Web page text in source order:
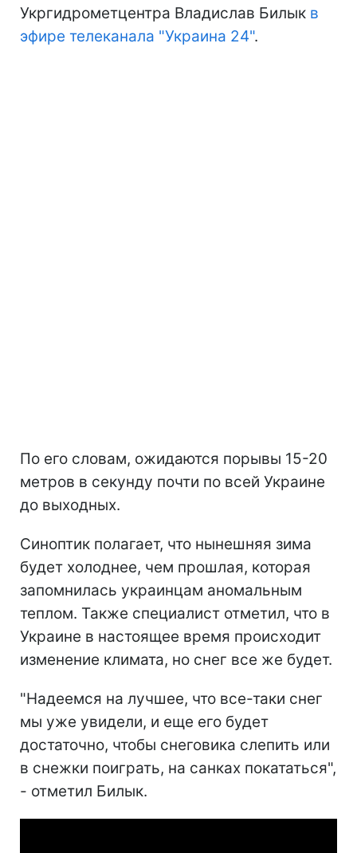
Укргидрометцентра Владислав Билык в
эфире телеканала "Украина 24".
По его словам, ожидаются порывы 15-20
метров в секунду почти по всей Украине
до выходных.
Синоптик полагает, что нынешняя зима
будет холоднее, чем прошлая, которая
запомнилась украинцам аномальным
теплом. Также специалист отметил, что в
Украине в настоящее время происходит
изменение климата, но снег все же будет.
"Надеемся на лучшее, что все-таки снег
мы уже увидели, и еще его будет
достаточно, чтобы снеговика слепить или
в снежки поиграть, на санках покататься",
- отметил Билык.